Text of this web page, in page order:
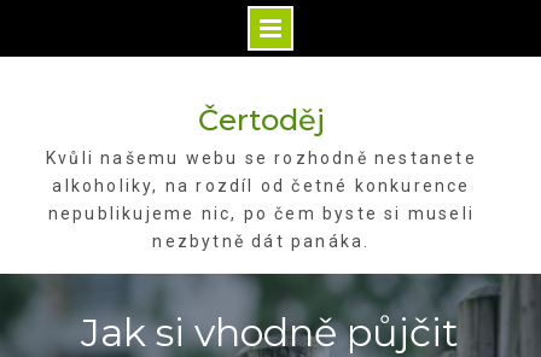
Čertoděj
Kvůli našemu webu se rozhodně nestanete
alkoholiky, na rozdíl od četné konkurence
nepublikujeme nic, po čem byste si museli
nezbytně dát panáka.
Jak si vhodně půjčit